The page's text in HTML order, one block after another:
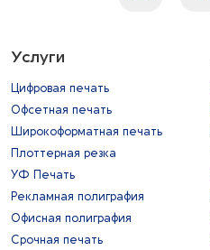
Услуги
Цифровая печать
Офсетная печать
Широкоформатная печать
Плоттерная резка
УФ Печать
Рекламная полиграфия
Офисная полиграфия
Срочная печать